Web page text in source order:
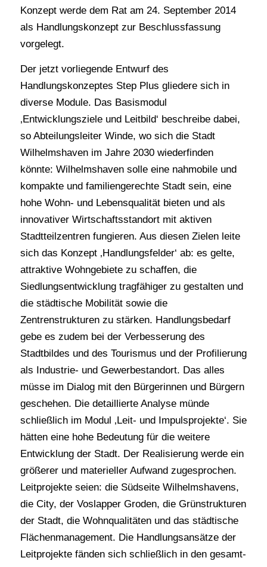
Konzept werde dem Rat am 24. September 2014
als Handlungskonzept zur Beschlussfassung
vorgelegt.
Der jetzt vorliegende Entwurf des
Handlungskonzeptes Step Plus gliedere sich in
diverse Module. Das Basismodul
‚Entwicklungsziele und Leitbild‘ beschreibe dabei,
so Abteilungsleiter Winde, wo sich die Stadt
Wilhelmshaven im Jahre 2030 wiederfinden
könnte: Wilhelmshaven solle eine nahmobile und
kompakte und familiengerechte Stadt sein, eine
hohe Wohn- und Lebensqualität bieten und als
innovativer Wirtschaftsstandort mit aktiven
Stadtteilzentren fungieren. Aus diesen Zielen leite
sich das Konzept ‚Handlungsfelder‘ ab: es gelte,
attraktive Wohngebiete zu schaffen, die
Siedlungsentwicklung tragfähiger zu gestalten und
die städtische Mobilität sowie die
Zentrenstrukturen zu stärken. Handlungsbedarf
gebe es zudem bei der Verbesserung des
Stadtbildes und des Tourismus und der Profilierung
als Industrie- und Gewerbestandort. Das alles
müsse im Dialog mit den Bürgerinnen und Bürgern
geschehen. Die detaillierte Analyse münde
schließlich im Modul ‚Leit- und Impulsprojekte‘. Sie
hätten eine hohe Bedeutung für die weitere
Entwicklung der Stadt. Der Realisierung werde ein
größerer und materieller Aufwand zugesprochen.
Leitprojekte seien: die Südseite Wilhelmshavens,
die City, der Voslapper Groden, die Grünstrukturen
der Stadt, die Wohnqualitäten und das städtische
Flächenmanagement. Die Handlungsansätze der
Leitprojekte fänden sich schließlich in den gesamt-